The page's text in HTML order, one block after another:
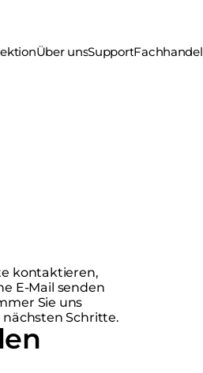
Über unsSupportFachhandel
kontaktieren,
E-Mail senden
Sie uns
Schritte.